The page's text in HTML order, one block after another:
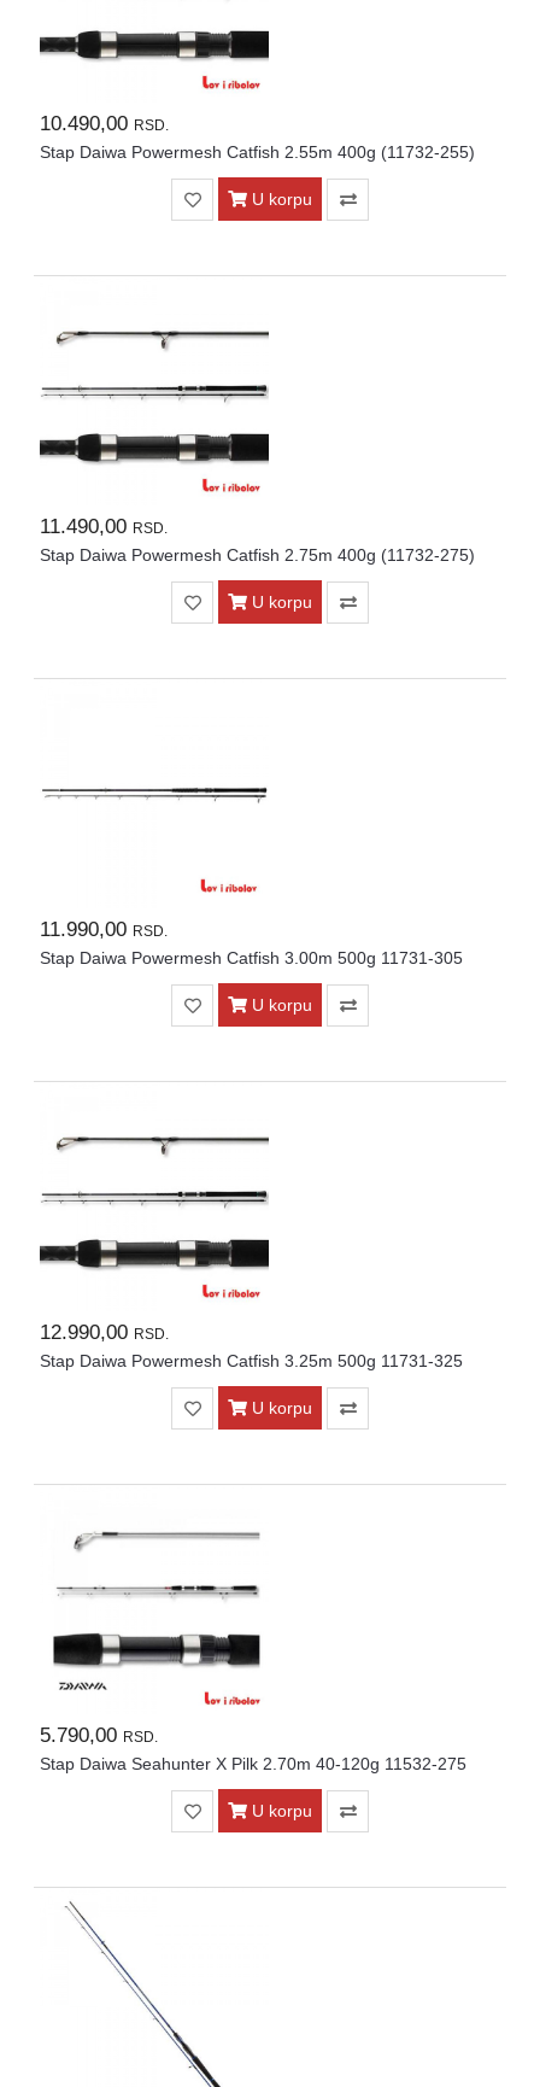
10.490,00 RSD.
Stap Daiwa Powermesh Catfish 2.55m 400g (11732-255)
U korpu
11.490,00 RSD.
Stap Daiwa Powermesh Catfish 2.75m 400g (11732-275)
U korpu
11.990,00 RSD.
Stap Daiwa Powermesh Catfish 3.00m 500g 11731-305
U korpu
12.990,00 RSD.
Stap Daiwa Powermesh Catfish 3.25m 500g 11731-325
U korpu
5.790,00 RSD.
Stap Daiwa Seahunter X Pilk 2.70m 40-120g 11532-275
U korpu